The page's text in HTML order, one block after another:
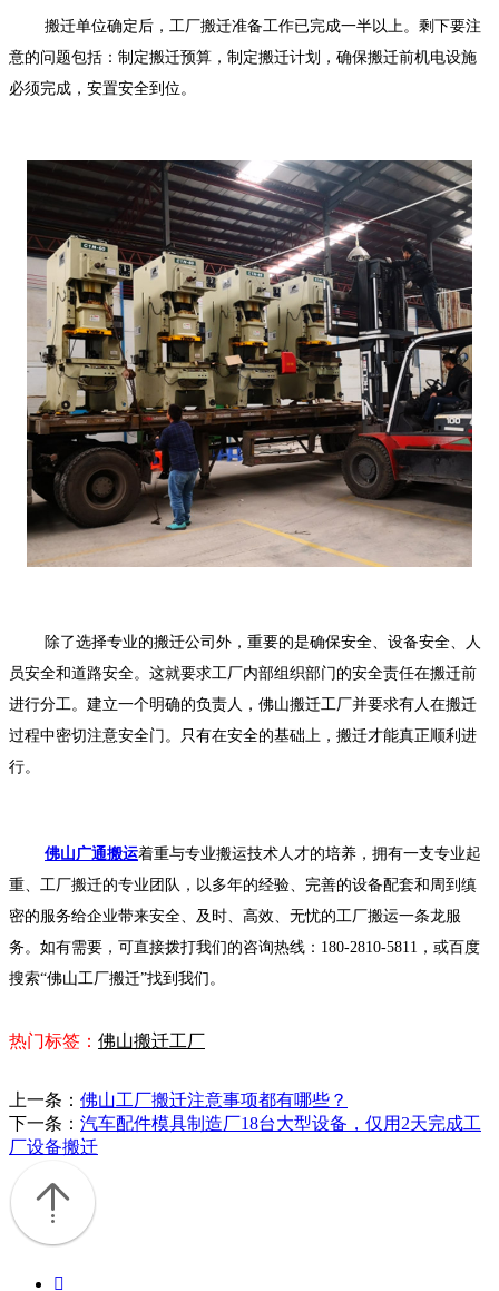
搬迁单位确定后，工厂搬迁准备工作已完成一半以上。剩下要注
意的问题包括：制定搬迁预算，制定搬迁计划，确保搬迁前机电设施
必须完成，安置安全到位。
除了选择专业的搬迁公司外，重要的是确保安全、设备安全、人
员安全和道路安全。这就要求工厂内部组织部门的安全责任在搬迁前
进行分工。建立一个明确的负责人， 佛山搬迁工厂并要求有人在搬迁
过程中密切注意安全门。只有在安全的基础上，搬迁才能真正顺利进
行。
佛山广通搬运着重与专业搬运技术人才的培养，拥有一支专业起
重、工厂搬迁的专业团队，以多年的经验、完善的设备配套和周到缜
密的服务给企业带来安全、及时、高效、无忧的工厂搬运一条龙服
务。如有需要，可直接拨打我们的咨询热线：180-2810-5811，或百度
搜索“佛山工厂搬迁”找到我们。
热门标签： 佛山搬迁工厂
上一条： 佛山工厂搬迁注意事项都有哪些？
下一条： 汽车配件模具制造厂18台大型设备，仅用2天完成工
厂设备搬迁
